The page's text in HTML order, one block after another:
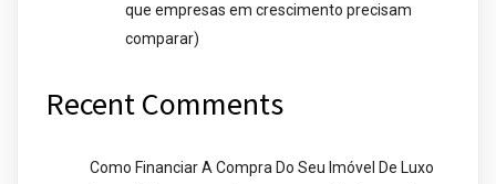
que empresas em crescimento precisam
comparar)
Recent Comments
Como Financiar A Compra Do Seu Imóvel De Luxo